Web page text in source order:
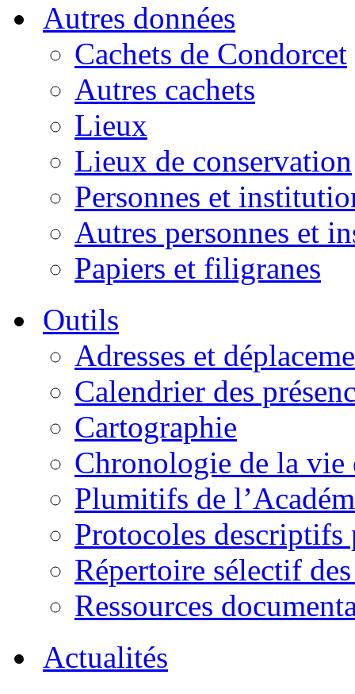
Autres données
Cachets de Condorcet
Autres cachets
Lieux
Lieux de conservation
Personnes et
Autres personnes et
Papiers et filigranes
Outils
Adresses et
Calendrier des
Cartographie
Chronologie de la vie
Plumitifs de
Protocoles descriptifs
Répertoire sélectif
Ressources
Actualités